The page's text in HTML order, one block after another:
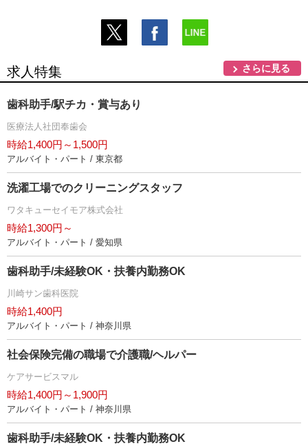
求人特集 さらに見る
歯科助手/駅チカ・賞与あり
医療法人社団奉歯会
時給1,400円～1,500円
アルバイト・パート / 東京都
洗濯工場でのクリーニングスタッフ
ワタキューセイモア株式会社
時給1,300円～
アルバイト・パート / 愛知県
歯科助手/未経験OK・扶養内勤務OK
川崎サン歯科医院
時給1,400円
アルバイト・パート / 神奈川県
社会保険完備の職場で介護職/ヘルパー
ケアサービスマル
時給1,400円～1,900円
アルバイト・パート / 神奈川県
歯科助手/未経験OK・扶養内勤務OK